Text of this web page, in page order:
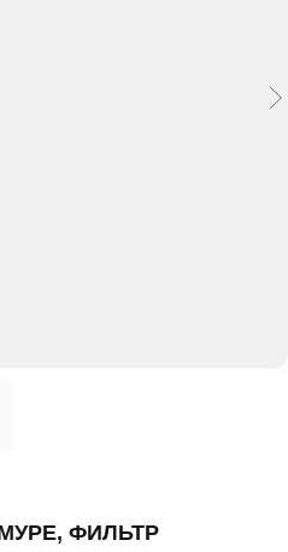
ФИЛЬТР